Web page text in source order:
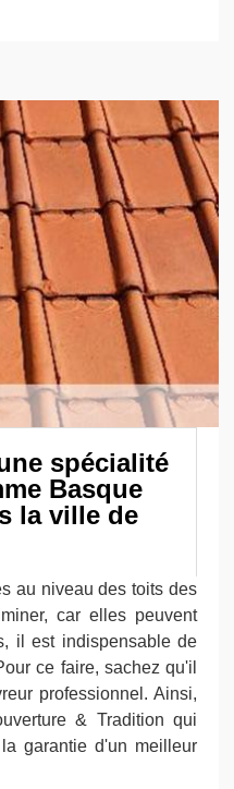
spécialité
Basque
la ville de
au niveau des toits des
car elles peuvent
il est indispensable de
ce faire, sachez qu'il
professionnel. Ainsi,
& Tradition qui
garantie d'un meilleur